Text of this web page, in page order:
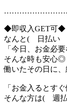
◆即収入GET可◆
なんと( 日払
「今日、お金必
そんな時も安心◎
働いたその日に、
「お金入るとす
そんな方は( 週